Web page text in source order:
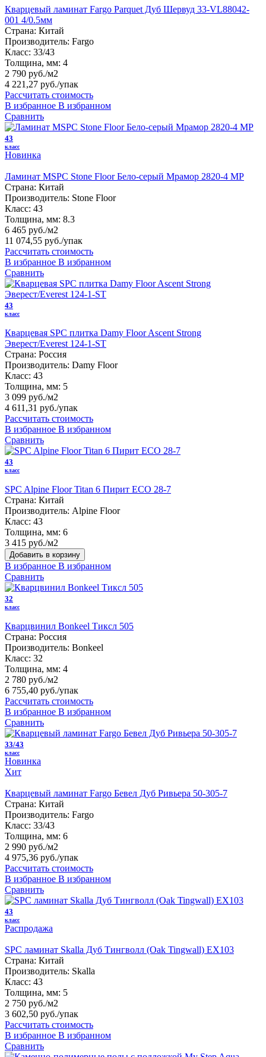
Кварцевый ламинат Fargo Parquet Дуб Шервуд 33-VL88042-
001 4/0.5мм
Страна: Китай
Производитель: Fargo
Класс: 33/43
Толщина, мм: 4
2 790 руб./м2
4 221,27 руб./упак
Рассчитать стоимость
В избранное В избранном
Сравнить
43
класс
Новинка
Ламинат MSPC Stone Floor Бело-серый Мрамор 2820-4 MP
Страна: Китай
Производитель: Stone Floor
Класс: 43
Толщина, мм: 8.3
6 465 руб./м2
11 074,55 руб./упак
Рассчитать стоимость
В избранное В избранном
Сравнить
43
класс
Кварцевая SPC плитка Damy Floor Ascent Strong
Эверест/Everest 124-1-ST
Страна: Россия
Производитель: Damy Floor
Класс: 43
Толщина, мм: 5
3 099 руб./м2
4 611,31 руб./упак
Рассчитать стоимость
В избранное В избранном
Сравнить
43
класс
SPC Alpine Floor Titan 6 Пирит ЕСО 28-7
Страна: Китай
Производитель: Alpine Floor
Класс: 43
Толщина, мм: 6
3 415 руб./м2
Добавить в корзину
В избранное В избранном
Сравнить
32
класс
Кварцвинил Bonkeel Тиксл 505
Страна: Россия
Производитель: Bonkeel
Класс: 32
Толщина, мм: 4
2 780 руб./м2
6 755,40 руб./упак
Рассчитать стоимость
В избранное В избранном
Сравнить
33/43
класс
Новинка
Хит
Кварцевый ламинат Fargo Бевел Дуб Ривьера 50-305-7
Страна: Китай
Производитель: Fargo
Класс: 33/43
Толщина, мм: 6
2 990 руб./м2
4 975,36 руб./упак
Рассчитать стоимость
В избранное В избранном
Сравнить
43
класс
Распродажа
SPC ламинат Skalla Дуб Тингволл (Oak Tingwall) EX103
Страна: Китай
Производитель: Skalla
Класс: 43
Толщина, мм: 5
2 750 руб./м2
3 602,50 руб./упак
Рассчитать стоимость
В избранное В избранном
Сравнить